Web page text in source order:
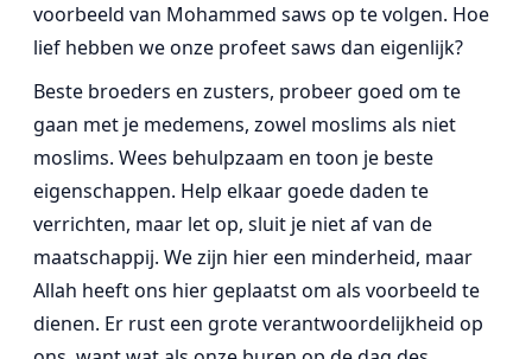
voorbeeld van Mohammed saws op te volgen. Hoe
lief hebben we onze profeet saws dan eigenlijk?
Beste broeders en zusters, probeer goed om te
gaan met je medemens, zowel moslims als niet
moslims. Wees behulpzaam en toon je beste
eigenschappen. Help elkaar goede daden te
verrichten, maar let op, sluit je niet af van de
maatschappij. We zijn hier een minderheid, maar
Allah heeft ons hier geplaatst om als voorbeeld te
dienen. Er rust een grote verantwoordelijkheid op